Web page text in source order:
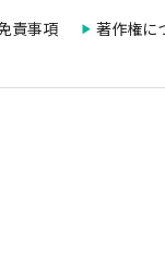
責事項 著作権に